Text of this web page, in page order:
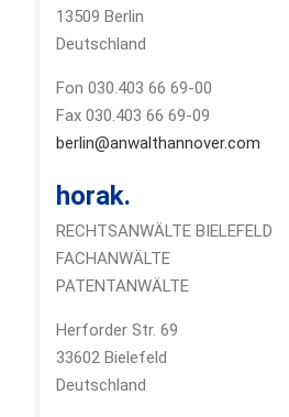
13509 Berlin
Deutschland
Fon 030.403 66 69-00
Fax 030.403 66 69-09
berlin@anwalthannover.com
horak.
RECHTSANWÄLTE BIELEFELD
FACHANWÄLTE
PATENTANWÄLTE
Herforder Str. 69
33602 Bielefeld
Deutschland